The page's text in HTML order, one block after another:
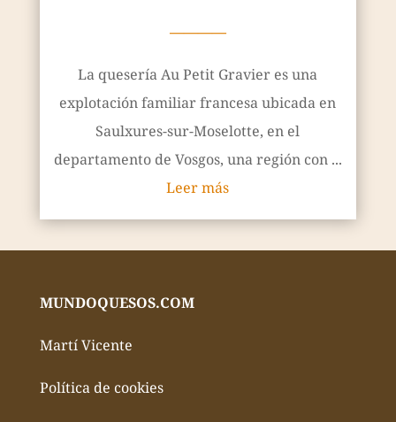
————
La quesería Au Petit Gravier es una
explotación familiar francesa ubicada en
Saulxures-sur-Moselotte, en el
departamento de Vosgos, una región con ...
Leer más
MUNDOQUESOS.COM
Martí Vicente
Política de cookies